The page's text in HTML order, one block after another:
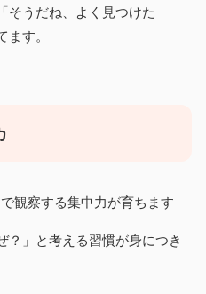
そうだね、よく見つけた
す。
で観察する集中力が育ちます
？」と考える習慣が身につき